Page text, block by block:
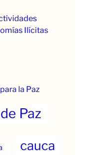
Ilícitas
la Paz
Paz
cauca